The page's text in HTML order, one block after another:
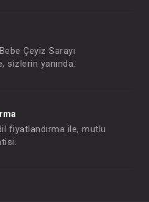
Çeyiz Sarayı
sizlerin yanında.
fiyatlandırma ile, mutlu